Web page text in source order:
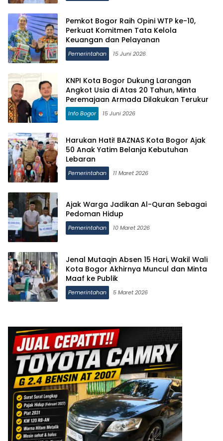
Pemkot Bogor Raih Opini WTP ke-10,
Perkuat Komitmen Tata Kelola
Keuangan dan Pelayanan
Pemerintahan 15 Juni 2026
KNPI Kota Bogor Dukung Larangan
Angkot Usia di Atas 20 Tahun, Minta
Peremajaan Armada Dilakukan Terukur
Info Bogor 15 Juni 2026
Harukan Hati! BAZNAS Kota Bogor Ajak
50 Anak Yatim Belanja Kebutuhan
Lebaran
Pemerintahan 11 Maret 2026
Ajak Warga Jadikan Al-Quran Sebagai
Pedoman Hidup
Pemerintahan 10 Maret 2026
Jenal Mutaqin Absen 15 Hari, Wakil Wali
Kota Bogor Akhirnya Muncul dan Minta
Maaf ke Publik
Pemerintahan 5 Maret 2026